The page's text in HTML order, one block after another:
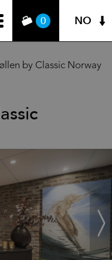
0 NO
by Classic Norway
Next